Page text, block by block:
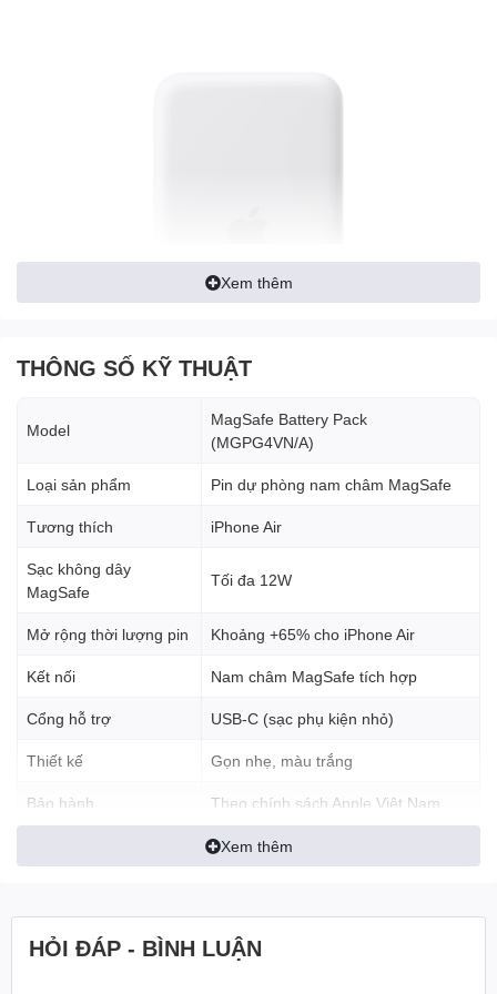
iPhone Air — giúp đảm bảo bạn luôn có nguồn năng lượng dự
gian sử dụng iPhone Air thêm tới khoảng 65%
Xem thêm
THÔNG SỐ KỸ THUẬT
Model
MagSafe Battery Pack
(MGPG4VN/A)
Loại sản phẩm Pin dự phòng nam châm MagSafe
Tương thích iPhone Air
Sạc không dây
MagSafe
Tối đa 12W
Mở rộng thời lượng pin Khoảng +65% cho iPhone Air
Kết nối Nam châm MagSafe tích hợp
Cổng hỗ trợ USB-C (sạc phụ kiện nhỏ)
Thiết kế Gọn nhẹ, màu trắng
Bảo hành Theo chính sách Apple Việt Nam
Xem thêm
HỎI ĐÁP - BÌNH LUẬN